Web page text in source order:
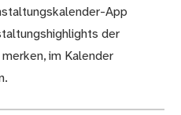
App
der
im Kalender